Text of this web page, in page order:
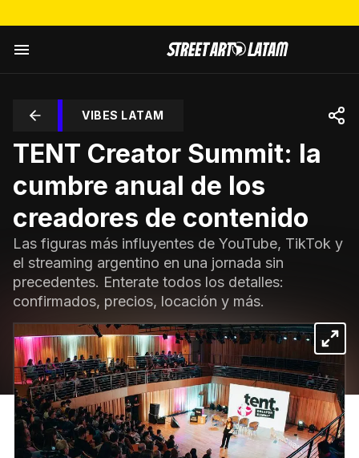
VIBES LATAM
TENT Creator Summit: la
cumbre anual de los
creadores de contenido
Las figuras más influyentes de YouTube, TikTok y
el streaming argentino en una jornada sin
precedentes. Enterate todos los detalles:
confirmados, precios, locación y más.